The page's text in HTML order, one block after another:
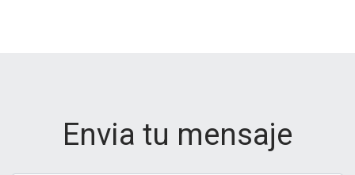
Envia tu mensaje